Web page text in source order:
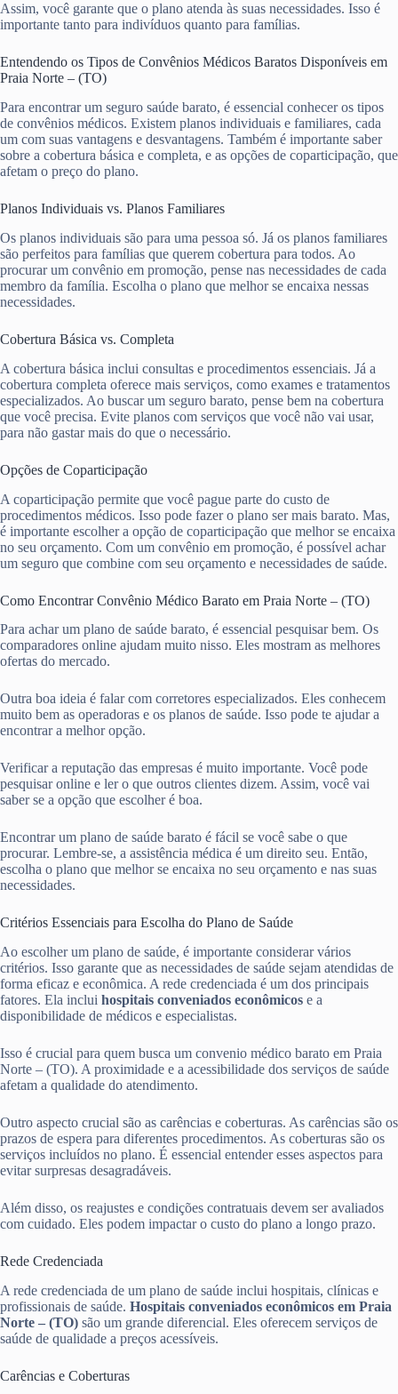
Assim, você garante que o plano atenda às suas necessidades. Isso é
importante tanto para indivíduos quanto para famílias.
Entendendo os Tipos de Convênios Médicos Baratos Disponíveis em
Praia Norte – (TO)
Para encontrar um seguro saúde barato, é essencial conhecer os tipos
de convênios médicos. Existem planos individuais e familiares, cada
um com suas vantagens e desvantagens. Também é importante saber
sobre a cobertura básica e completa, e as opções de coparticipação, que
afetam o preço do plano.
Planos Individuais vs. Planos Familiares
Os planos individuais são para uma pessoa só. Já os planos familiares
são perfeitos para famílias que querem cobertura para todos. Ao
procurar um convênio em promoção, pense nas necessidades de cada
membro da família. Escolha o plano que melhor se encaixa nessas
necessidades.
Cobertura Básica vs. Completa
A cobertura básica inclui consultas e procedimentos essenciais. Já a
cobertura completa oferece mais serviços, como exames e tratamentos
especializados. Ao buscar um seguro barato, pense bem na cobertura
que você precisa. Evite planos com serviços que você não vai usar,
para não gastar mais do que o necessário.
Opções de Coparticipação
A coparticipação permite que você pague parte do custo de
procedimentos médicos. Isso pode fazer o plano ser mais barato. Mas,
é importante escolher a opção de coparticipação que melhor se encaixa
no seu orçamento. Com um convênio em promoção, é possível achar
um seguro que combine com seu orçamento e necessidades de saúde.
Como Encontrar Convênio Médico Barato em Praia Norte – (TO)
Para achar um plano de saúde barato, é essencial pesquisar bem. Os
comparadores online ajudam muito nisso. Eles mostram as melhores
ofertas do mercado.
Outra boa ideia é falar com corretores especializados. Eles conhecem
muito bem as operadoras e os planos de saúde. Isso pode te ajudar a
encontrar a melhor opção.
Verificar a reputação das empresas é muito importante. Você pode
pesquisar online e ler o que outros clientes dizem. Assim, você vai
saber se a opção que escolher é boa.
Encontrar um plano de saúde barato é fácil se você sabe o que
procurar. Lembre-se, a assistência médica é um direito seu. Então,
escolha o plano que melhor se encaixa no seu orçamento e nas suas
necessidades.
Critérios Essenciais para Escolha do Plano de Saúde
Ao escolher um plano de saúde, é importante considerar vários
critérios. Isso garante que as necessidades de saúde sejam atendidas de
forma eficaz e econômica. A rede credenciada é um dos principais
fatores. Ela inclui hospitais conveniados econômicos e a
disponibilidade de médicos e especialistas.
Isso é crucial para quem busca um convenio médico barato em Praia
Norte – (TO). A proximidade e a acessibilidade dos serviços de saúde
afetam a qualidade do atendimento.
Outro aspecto crucial são as carências e coberturas. As carências são os
prazos de espera para diferentes procedimentos. As coberturas são os
serviços incluídos no plano. É essencial entender esses aspectos para
evitar surpresas desagradáveis.
Além disso, os reajustes e condições contratuais devem ser avaliados
com cuidado. Eles podem impactar o custo do plano a longo prazo.
Rede Credenciada
A rede credenciada de um plano de saúde inclui hospitais, clínicas e
profissionais de saúde. Hospitais conveniados econômicos em Praia
Norte – (TO) são um grande diferencial. Eles oferecem serviços de
saúde de qualidade a preços acessíveis.
Carências e Coberturas